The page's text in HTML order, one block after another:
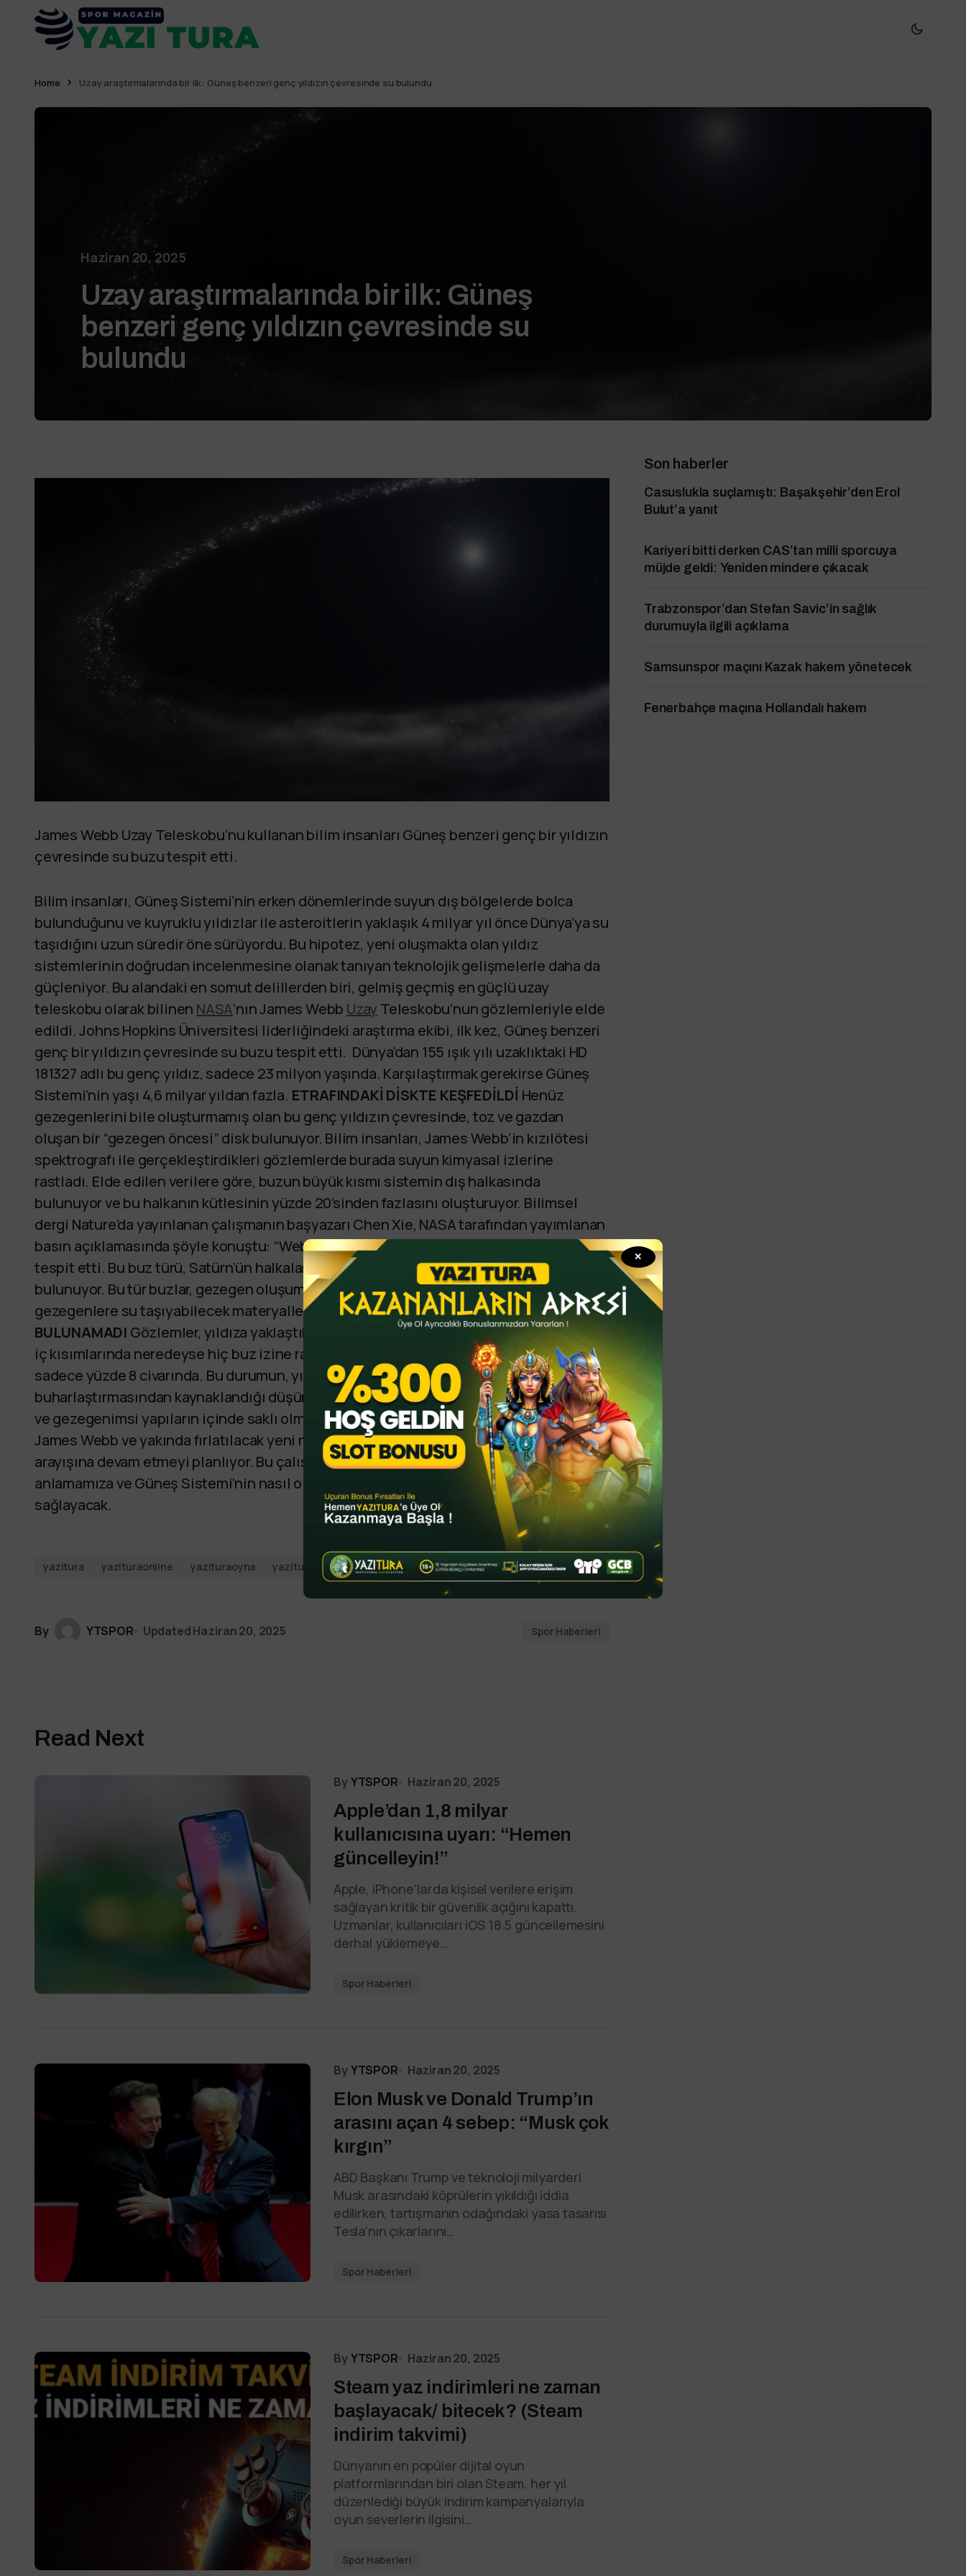
✕
Home Uzay araştırmalarında bir ilk: Güneş benzeri genç yıldızın çevresinde su bulundu
Haziran 20, 2025
Uzay araştırmalarında bir ilk: Güneş
benzeri genç yıldızın çevresinde su
bulundu
James Webb Uzay Teleskobu’nu kullanan bilim insanları Güneş benzeri genç bir yıldızın
çevresinde su buzu tespit etti.
Bilim insanları, Güneş Sistemi’nin erken dönemlerinde suyun dış bölgelerde bolca
bulunduğunu ve kuyruklu yıldızlar ile asteroitlerin yaklaşık 4 milyar yıl önce Dünya’ya su
taşıdığını uzun süredir öne sürüyordu. Bu hipotez, yeni oluşmakta olan yıldız
sistemlerinin doğrudan incelenmesine olanak tanıyan teknolojik gelişmelerle daha da
güçleniyor. Bu alandaki en somut delillerden biri, gelmiş geçmiş en güçlü uzay
teleskobu olarak bilinen NASA‘nın James Webb Uzay Teleskobu’nun gözlemleriyle elde
edildi. Johns Hopkins Üniversitesi liderliğindeki araştırma ekibi, ilk kez, Güneş benzeri
genç bir yıldızın çevresinde su buzu tespit etti. Dünya’dan 155 ışık yılı uzaklıktaki HD
181327 adlı bu genç yıldız, sadece 23 milyon yaşında. Karşılaştırmak gerekirse Güneş
Sistemi’nin yaşı 4,6 milyar yıldan fazla. ETRAFINDAKİ DİSKTE KEŞFEDİLDİ Henüz
gezegenlerini bile oluşturmamış olan bu genç yıldızın çevresinde, toz ve gazdan
oluşan bir “gezegen öncesi” disk bulunuyor. Bilim insanları, James Webb’in kızılötesi
spektrografı ile gerçekleştirdikleri gözlemlerde burada suyun kimyasal izlerine
rastladı. Elde edilen verilere göre, buzun büyük kısmı sistemin dış halkasında
bulunuyor ve bu halkanın kütlesinin yüzde 20’sinden fazlasını oluşturuyor. Bilimsel
dergi Nature’da yayınlanan çalışmanın başyazarı Chen Xie, NASA tarafından yayımlanan
basın açıklamasında şöyle konuştu: “Webb, yalnızca su buzu değil, kristalize su buzu
tespit etti. Bu buz türü, Satürn’ün halkalarında ve Kuiper Kuşağı’ndaki cisimlerde de
bulunuyor. Bu tür buzlar, gezegen oluşumunu kolaylaştırıyor. Ayrıca, zamanla karasal
gezegenlere su taşıyabilecek materyallerin bir parçası olabilir.”İÇ KISIMLARDA
BULUNAMADI Gözlemler, yıldıza yaklaştıkça buz miktarının azaldığını gösteriyor. Diskin
iç kısımlarında neredeyse hiç buz izine rastlanmazken, orta kısımlarda buz oranı
sadece yüzde 8 civarında. Bu durumun, yıldızdan gelen morötesi ışınların buzu
buharlaştırmasından kaynaklandığı düşünülüyor. Ancak bazı buzların kayalık cisimlerin
ve gezegenimsi yapıların içinde saklı olması da ihtimaller arasında. Araştırmacılar,
James Webb ve yakında fırlatılacak yeni nesil teleskoplarla benzer sistemlerde su buzu
arayışına devam etmeyi planlıyor. Bu çalışmalar, gezegen oluşum süreçlerini daha iyi
anlamamıza ve Güneş Sistemi’nin nasıl oluştuğuna dair yeni bilgiler edinmemize katkı
sağlayacak.
yazitura yazituraonline yazituraoyna yazituraspor
By YTSPOR UpdatedHaziran 20, 2025 Spor Haberleri
Read Next
ByYTSPOR Haziran 20, 2025
Apple’dan 1,8 milyar
kullanıcısına uyarı: “Hemen
güncelleyin!”
Apple, iPhone’larda kişisel verilere erişim
sağlayan kritik bir güvenlik açığını kapattı.
Uzmanlar, kullanıcıları iOS 18.5 güncellemesini
derhal yüklemeye…
Spor Haberleri
ByYTSPOR Haziran 20, 2025
Elon Musk ve Donald Trump’ın
arasını açan 4 sebep: “Musk çok
kırgın”
ABD Başkanı Trump ve teknoloji milyarderi
Musk arasındaki köprülerin yıkıldığı iddia
edilirken, tartışmanın odağındaki yasa tasarısı
Tesla’nın çıkarlarını…
Spor Haberleri
ByYTSPOR Haziran 20, 2025
Steam yaz indirimleri ne zaman
başlayacak/ bitecek? (Steam
indirim takvimi)
Dünyanın en popüler dijital oyun
platformlarından biri olan Steam, her yıl
düzenlediği büyük indirim kampanyalarıyla
oyun severlerin ilgisini…
Spor Haberleri
Son haberler
Casuslukla suçlamıştı: Başakşehir’den Erol
Bulut’a yanıt
Kariyeri bitti derken CAS’tan milli sporcuya
müjde geldi: Yeniden mindere çıkacak
Trabzonspor’dan Stefan Savic’in sağlık
durumuyla ilgili açıklama
Samsunspor maçını Kazak hakem yönetecek
Fenerbahçe maçına Hollandalı hakem